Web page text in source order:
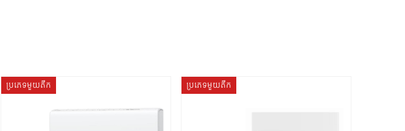
ប្រភេទមួយតឹក ប្រភេទមួយតឹក